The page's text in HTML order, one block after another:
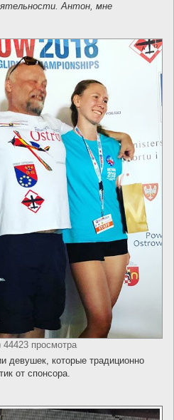
Антон, мне
просмотра
девушек, которые традиционно
от спонсора.